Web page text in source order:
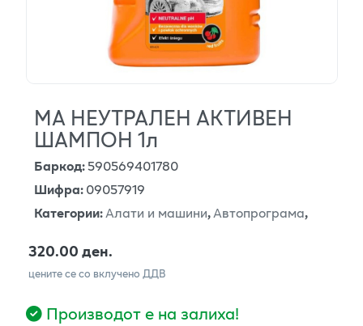
МА НЕУТРАЛЕН АКТИВЕН
ШАМПОН 1л
Баркод:590569401780
Шифра:09057919
Категории:Алати и машини,Автопрограма,
320.00 ден.
цените се со вклучено ДДВ
Производот е на залиха!